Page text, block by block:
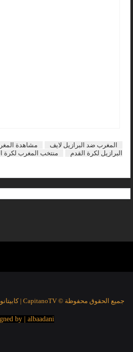
المغرب ضد البرازيل لايف مشاهدة
البرازيل لكرة القدم
منتخب المغرب لكرة
جميع الحقوق محفوظة © CapitanoTV | كابيتانو تي في الموقع الرياضي الأفضل
by | albaadani